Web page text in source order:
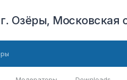
Московская